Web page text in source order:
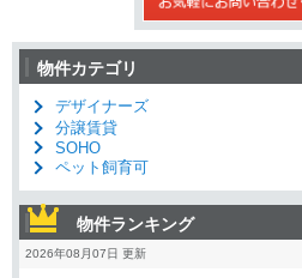
物件カテゴリ
デザイナーズ
分譲賃貸
SOHO
ペット飼育可
物件ランキング
2026年08月07日 更新